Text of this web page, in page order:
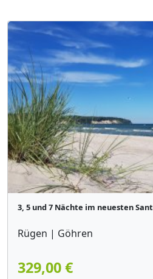
3, 5 und 7 Nächte im neuesten
Rügen | Göhren
329,00 €